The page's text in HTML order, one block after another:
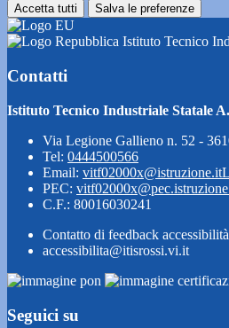
Accetta tutti Salva le preferenze
Istituto Tecnico
Contatti
Istituto Tecnico Industriale Statale
Via Legione Gallieno n. 52 -
Tel: 0444500566
Email: vitf02000x@istruzione.it
PEC:
C.F.: 80016030241
Contatto di feedback
accessibilita@itisrossi.vi.it
Seguici su